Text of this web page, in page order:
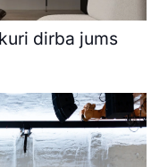
dirba jums